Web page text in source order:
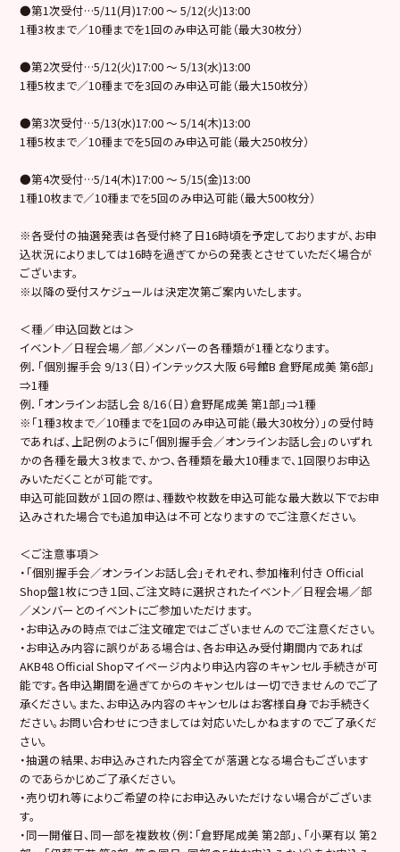
●第1次受付…5/11(月)17:00 ～ 5/12(火)13:00
1種3枚まで／10種までを1回のみ申込可能（最大30枚分）
●第2次受付…5/12(火)17:00 ～ 5/13(水)13:00
1種5枚まで／10種までを3回のみ申込可能（最大150枚分）
●第3次受付…5/13(水)17:00 ～ 5/14(木)13:00
1種5枚まで／10種までを5回のみ申込可能（最大250枚分）
●第4次受付…5/14(木)17:00 ～ 5/15(金)13:00
1種10枚まで／10種までを5回のみ申込可能（最大500枚分）
※各受付の抽選発表は各受付終了日16時頃を予定しておりますが、お申
込状況によりましては16時を過ぎてからの発表とさせていただく場合が
ございます。
※以降の受付スケジュールは決定次第ご案内いたします。
＜種／申込回数とは＞
イベント／日程会場／部／メンバーの各種類が1種となります。
例．「個別握手会 9/13（日）インテックス大阪 6号館B 倉野尾成美 第6部」
⇒1種
例．「オンラインお話し会 8/16（日）倉野尾成美 第1部」⇒1種
※「1種3枚まで／10種までを1回のみ申込可能（最大30枚分）」の受付時
であれば、上記例のように「個別握手会／オンラインお話し会」のいずれ
かの各種を最大３枚まで、かつ、各種類を最大10種まで、1回限りお申込
みいただくことが可能です。
申込可能回数が１回の際は、種数や枚数を申込可能な最大数以下でお申
込みされた場合でも追加申込は不可となりますのでご注意ください。
＜ご注意事項＞
・「個別握手会／オンラインお話し会」それぞれ、参加権利付き Official
Shop盤1枚につき１回、ご注文時に選択されたイベント／日程会場／部
／メンバーとのイベントにご参加いただけます。
・お申込みの時点ではご注文確定ではございませんのでご注意ください。
・お申込み内容に誤りがある場合は、各お申込み受付期間内であれば
AKB48 Official Shopマイページ内より申込内容のキャンセル手続きが可
能です。各申込期間を過ぎてからのキャンセルは一切できませんのでご了
承ください。また、お申込み内容のキャンセルはお客様自身でお手続きく
ださい。お問い合わせにつきましては対応いたしかねますのでご了承くだ
さい。
・抽選の結果、お申込みされた内容全てが落選となる場合もございます
のであらかじめご了承ください。
・売り切れ等によりご希望の枠にお申込みいただけない場合がございま
す。
・同一開催日、同一部を複数枚（例：「倉野尾成美 第2部」、「小栗有以 第2